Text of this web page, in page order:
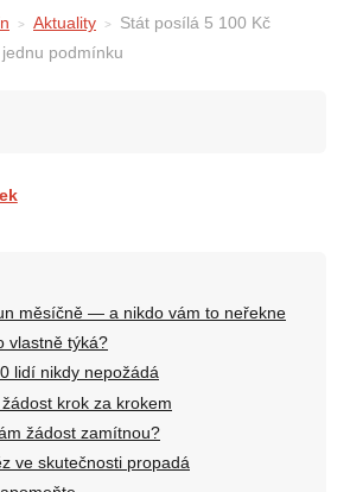
Aktuality
Stát posílá 5 100 Kč
podmínku
měsíčně — a nikdo vám to neřekne
vlastně týká?
lidí nikdy nepožádá
krok za krokem
žádost zamítnou?
ve skutečnosti propadá